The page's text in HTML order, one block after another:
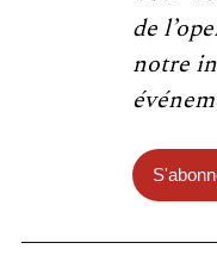
de
notre